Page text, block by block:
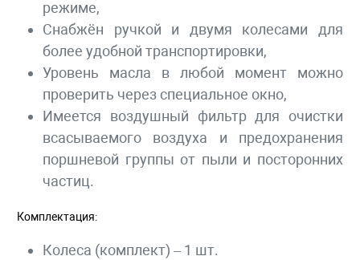
режиме,
Снабжён ручкой и двумя колесами для
более удобной транспортировки,
Уровень масла в любой момент можно
проверить через специальное окно,
Имеется воздушный фильтр для очистки
всасываемого воздуха и предохранения
поршневой группы от пыли и посторонних
частиц.
Комплектация:
Колеса (комплект) – 1 шт.